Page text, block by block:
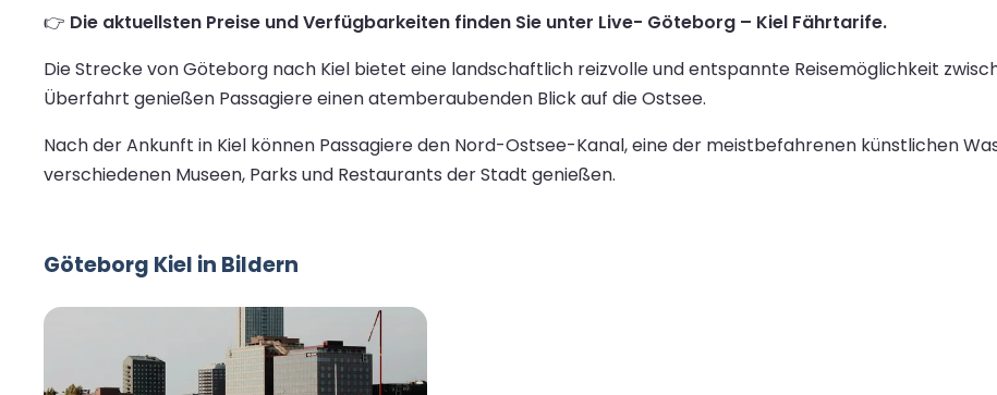
👉 Die aktuellsten Preise und Verfügbarkeiten finden Sie unter Live- Göteborg – Kiel Fährtarife.
Die Strecke von Göteborg nach Kiel bietet eine landschaftlich reizvolle und entspannte Reisemöglichkeit
Überfahrt genießen Passagiere einen atemberaubenden Blick auf die Ostsee.
Nach der Ankunft in Kiel können Passagiere den Nord-Ostsee-Kanal, eine der meistbefahrenen künstlichen
verschiedenen Museen, Parks und Restaurants der Stadt genießen.
Göteborg Kiel in Bildern